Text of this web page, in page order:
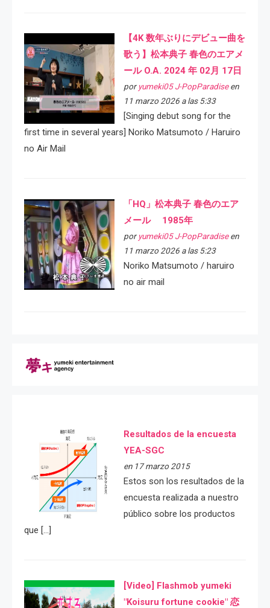
【4K 数年ぶりにデビュー曲を
歌う】松本典子 春色のエアメ
ール O.A. 2024 年 02月 17日
por yumeki05 J-PopParadiseen
11 marzo 2026 a las 5:33
[Singing debut song for the
first time in several years] Noriko Matsumoto / Haruiro
no Air Mail
「HQ」松本典子 春色のエア
メール 1985年
por yumeki05 J-PopParadiseen
11 marzo 2026 a las 5:23
Noriko Matsumoto / haruiro
no air mail
Resultados de la encuesta
YEA-SGC
en 17 marzo 2015
Estos son los resultados de la
encuesta realizada a nuestro
público sobre los productos
que […]
[Video] Flashmob yumeki
"Koisuru fortune cookie" 恋